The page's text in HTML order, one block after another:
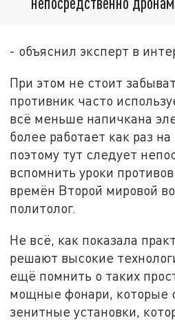
- объяснил эксперт в
При этом не стоит
противник часто
всё меньше напичкана
более работает как раз
поэтому тут следует
вспомнить уроки
времён Второй мировой
политолог.
Не всё, как показала
решают высокие
ещё помнить о таких
мощные фонари, которые
зенитные установки,